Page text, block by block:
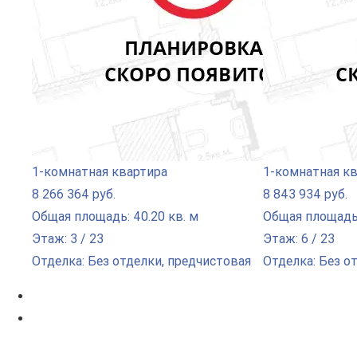
1-комнатная квартира
8 266 364 руб.
Общая площадь: 40.20 кв. м
Этаж: 3 / 23
Отделка: Без отделки, предчистовая
1-комнатная
8 843 934 руб.
Общая
Этаж: 6 / 23
Отделка: Без